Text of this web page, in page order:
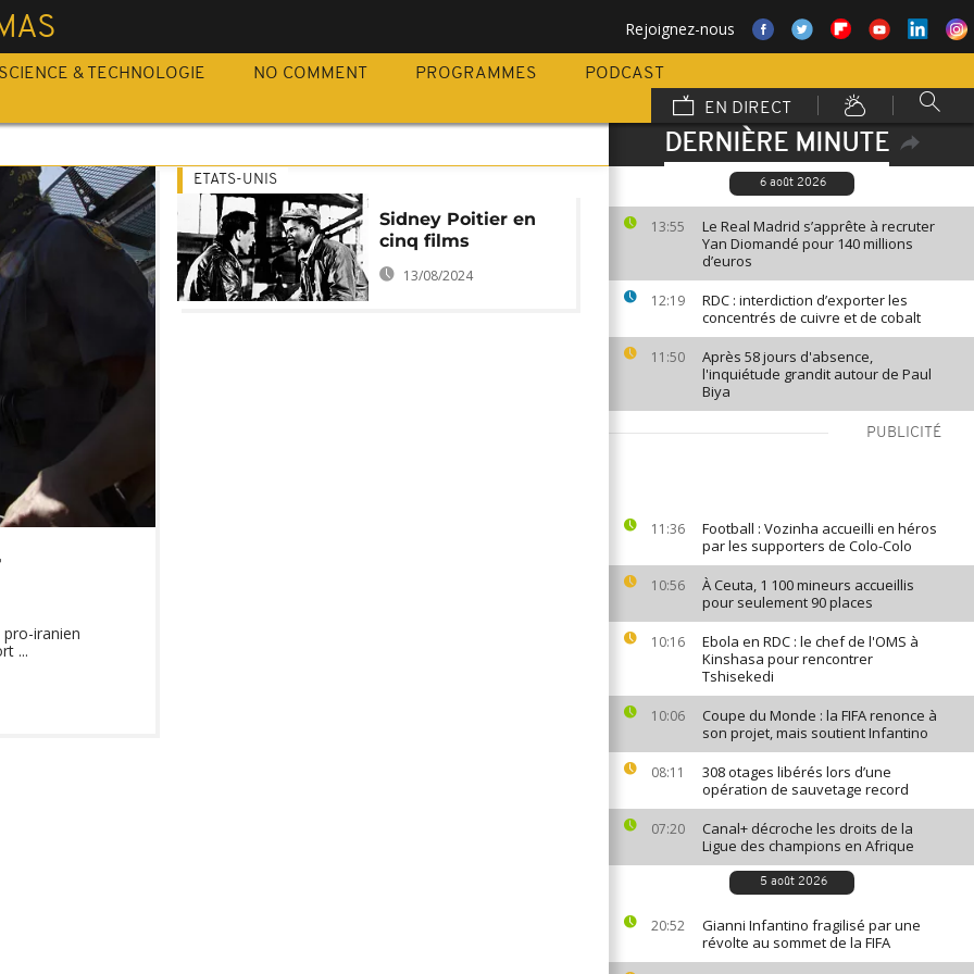
Rejoignez-nous
SCIENCE & TECHNOLOGIE NO COMMENT PROGRAMMES
PODCAST
EN DIRECT
DERNIÈRE MINUTE
6 août 2026
13:55
Le Real Madrid s’apprête à recruter
Yan Diomandé pour 140 millions
d’euros
12:19
RDC : interdiction d’exporter les
concentrés de cuivre et de cobalt
11:50
Après 58 jours d'absence,
l'inquiétude grandit autour de Paul
Biya
PUBLICITÉ
11:36
Football : Vozinha accueilli en héros
par les supporters de Colo-Colo
10:56
À Ceuta, 1 100 mineurs accueillis
pour seulement 90 places
10:16
Ebola en RDC : le chef de l'OMS à
Kinshasa pour rencontrer
Tshisekedi
10:06
Coupe du Monde : la FIFA renonce à
son projet, mais soutient Infantino
08:11
308 otages libérés lors d’une
opération de sauvetage record
07:20
Canal+ décroche les droits de la
Ligue des champions en Afrique
5 août 2026
20:52
Gianni Infantino fragilisé par une
révolte au sommet de la FIFA
iranien
...
ETATS-UNIS
Sidney Poitier en
cinq films
13/08/2024